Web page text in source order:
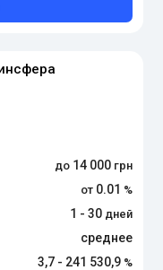
14 000
0.01
1 - 30
среднее
3,7 - 241 530,9